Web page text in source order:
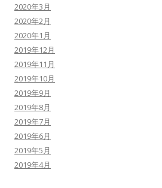
2020年3月
2020年2月
2020年1月
2019年12月
2019年11月
2019年10月
2019年9月
2019年8月
2019年7月
2019年6月
2019年5月
2019年4月